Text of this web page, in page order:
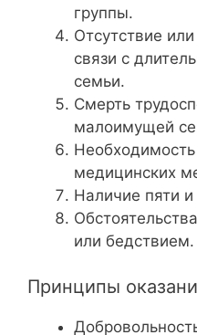
группы.
Отсутствие
связи с
семьи.
Смерть
малоимущей
медицинских
Наличие пяти
или бедствием.
Принципы